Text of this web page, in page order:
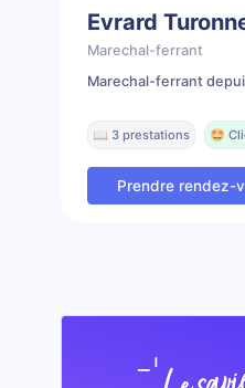
Evrard
Marechal-ferrant
Marechal-ferrant
📖 3 prestations 🤩
Prendre rendez-